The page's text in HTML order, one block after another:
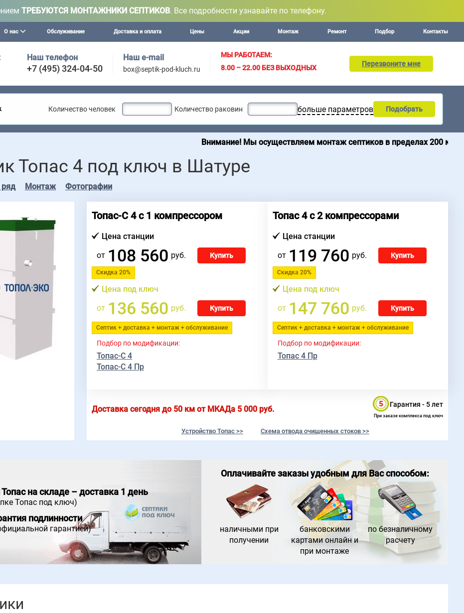
ТРЕБУЮТСЯ МОНТАЖНИКИ СЕПТИКОВ. Все подробности узнавайте по телефону.
О нас Обслуживание Доставка и оплата Цены Акции Монтаж Ремонт Подбор Контакты
Наш телефон
+7 (495) 324-04-50
Наш e-mail
box@septik-pod-kluch.ru
МЫ РАБОТАЕМ:
8.00 – 22.00 БЕЗ ВЫХОДНЫХ Перезвоните мне
Количество человек Количество раковин больше параметров Подобрать
Внимание! Мы осуществляем монтаж септиков в пределах 200 км от МКАД.
Топас 4 под ключ в Шатуре
Монтаж Фотографии
Топас-С 4 c 1 компрессором
Цена станции
от 108 560 руб. Купить
Скидка 20%
Цена под ключ
от 136 560 руб. Купить
Септик + доставка + монтаж + обслуживание
Подбор по модификации:
Топас-С 4
Топас-С 4 Пр
Топас 4 c 2 компрессорами
Цена станции
от 119 760 руб. Купить
Скидка 20%
Цена под ключ
от 147 760 руб. Купить
Септик + доставка + монтаж + обслуживание
Подбор по модификации:
Топас 4 Пр
Доставка сегодня до 50 км от МКАДа 5 000 руб.
Гарантия - 5 лет
При заказе комплекса под ключ
Устройство Топас >> Схема отвода очищенных стоков >>
на складе – доставка 1 день
Топас под ключ)
подлинности
гарантией)
Оплачивайте заказы удобным для Вас способом:
наличными при
получении
банковскими
картами онлайн и
при монтаже
по безналичному
расчету